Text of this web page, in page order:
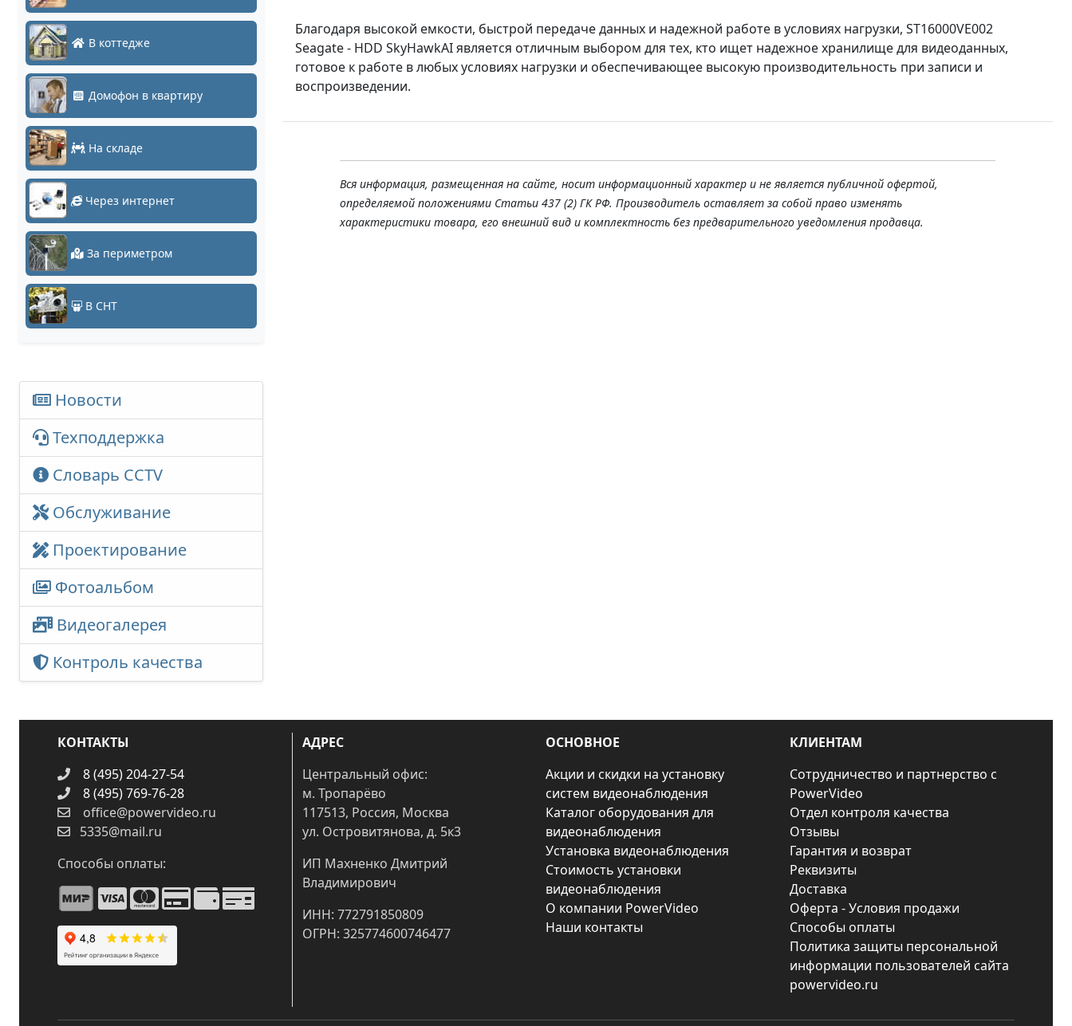
В коттедже
Домофон в квартиру
На складе
Через интернет
За периметром
В СНТ
Новости
Техподдержка
Словарь CCTV
Обслуживание
Проектирование
Фотоальбом
Видеогалерея
Контроль качества
Благодаря высокой емкости, быстрой передаче данных и надежной работе в условиях нагрузки, ST16000VE002
Seagate - HDD SkyHawkAI является отличным выбором для тех, кто ищет надежное хранилище для видеоданных,
готовое к работе в любых условиях нагрузки и обеспечивающее высокую производительность при записи и
воспроизведении.
Вся информация, размещенная на сайте, носит информационный характер и не является публичной офертой,
определяемой положениями Статьи 437 (2) ГК РФ. Производитель оставляет за собой право изменять
характеристики товара, его внешний вид и комплектность без предварительного уведомления продавца.
КОНТАКТЫ
8 (495) 204-27-54
8 (495) 769-76-28
office@powervideo.ru
5335@mail.ru
Способы оплаты:
АДРЕС
Центральный офис:
м. Тропарёво
117513, Россия, Москва
ул. Островитянова, д. 5к3
ИП Махненко Дмитрий
Владимирович
ИНН: 772791850809
ОГРН: 325774600746477
ОСНОВНОЕ
Акции и скидки на установку
систем видеонаблюдения
Каталог оборудования для
видеонаблюдения
Установка видеонаблюдения
Стоимость установки
видеонаблюдения
О компании PowerVideo
Наши контакты
КЛИЕНТАМ
Сотрудничество и партнерство с
PowerVideo
Отдел контроля качества
Отзывы
Гарантия и возврат
Реквизиты
Доставка
Оферта - Условия продажи
Способы оплаты
Политика защиты персональной
информации пользователей сайта
powervideo.ru